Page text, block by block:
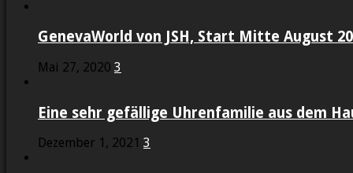
GenevaWorld von JSH, Start Mitte August
Mai 27, 2020 3
Eine sehr gefällige Uhrenfamilie aus dem
Dezember 1, 2021 3